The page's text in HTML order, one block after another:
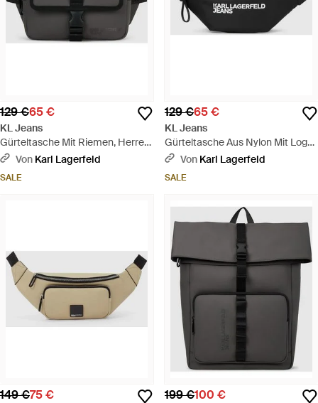
129 €65 €
KL Jeans
Gürteltasche Mit Riemen, Herren,
Größe - Schwarz
Von Karl Lagerfeld
SALE
129 €65 €
KL Jeans
Gürteltasche Aus Nylon Mit Logo,
Herren, Größe - Weiß
Von Karl Lagerfeld
SALE
149 €75 € 199 €100 €